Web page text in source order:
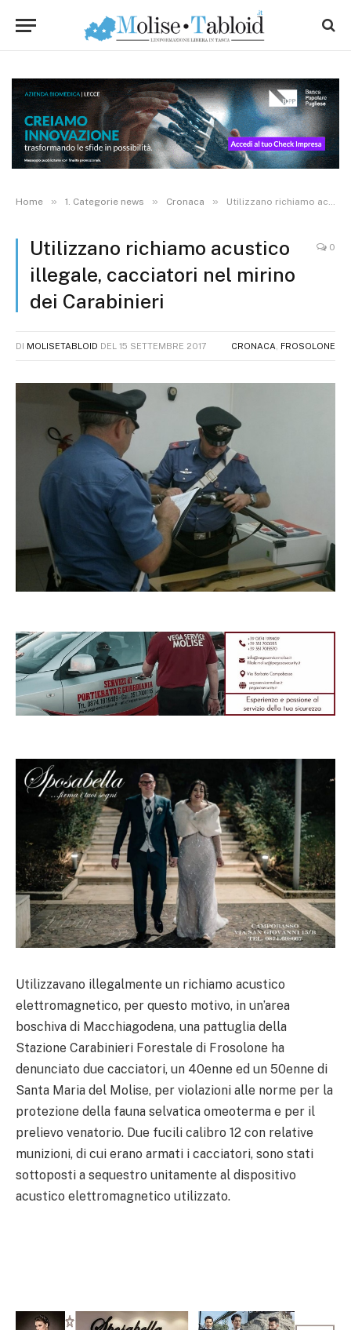
Home » 1. Categorie news » Cronaca » Utilizzano richiamo acustico illegale, cacciatori nel mirino dei Carabinieri
Utilizzano richiamo acustico
illegale, cacciatori nel mirino
dei Carabinieri
0
DI MOLISETABLOID DEL 15 SETTEMBRE 2017 CRONACA FROSOLONE
Utilizzavano illegalmente un richiamo acustico
elettromagnetico, per questo motivo, in un’area
boschiva di Macchiagodena, una pattuglia della
Stazione Carabinieri Forestale di Frosolone ha
denunciato due cacciatori, un 40enne ed un 50enne di
Santa Maria del Molise, per violazioni alle norme per la
protezione della fauna selvatica omeoterma e per il
prelievo venatorio. Due fucili calibro 12 con relative
munizioni, di cui erano armati i cacciatori, sono stati
sottoposti a sequestro unitamente al dispositivo
acustico elettromagnetico utilizzato.